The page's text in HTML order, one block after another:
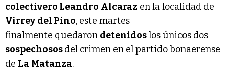
colectivero Leandro Alcaraz en la localidad de
Virrey del Pino, este martes
finalmente quedaron detenidoslos únicos dos
sospechososdel crimen en el partido bonaerense
de La Matanza.